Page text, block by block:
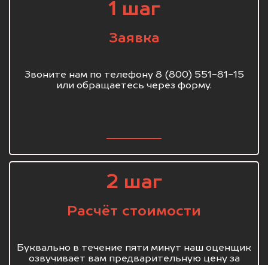
1 шаг
Заявка
Звоните нам по телефону 8 (800) 551-81-15
или обращаетесь через форму.
2 шаг
Расчёт стоимости
Буквально в течение пяти минут наш оценщик
озвучивает вам предварительную цену за